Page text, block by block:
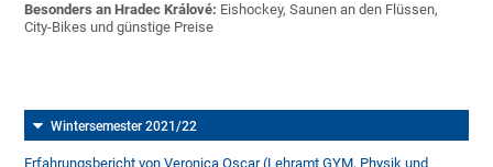
Besonders an Hradec Králové: Eishockey, Saunen an den Flüssen,
City-Bikes und günstige Preise
Wintersemester 2021/22
Erfahrungsbericht von Veronica Oscar (Lehramt GYM, Physik und